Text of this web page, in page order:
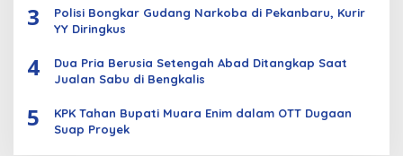
3
Polisi Bongkar Gudang Narkoba di Pekanbaru, Kurir
YY Diringkus
4
Dua Pria Berusia Setengah Abad Ditangkap Saat
Jualan Sabu di Bengkalis
5
KPK Tahan Bupati Muara Enim dalam OTT Dugaan
Suap Proyek